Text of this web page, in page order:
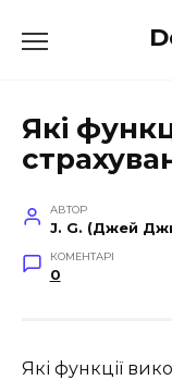
до
Які
АВТОР
J. G. (Джей
КОМЕНТАРІ
0
Які функції